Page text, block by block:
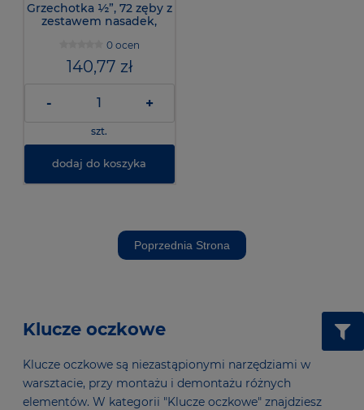
Grzechotka ½”, 72 zęby z
zestawem nasadek,
0 ocen
140,77 zł
- +
szt.
dodaj do koszyka
Klucze oczkowe
Klucze oczkowe są niezastąpionymi narzędziami w
warsztacie, przy montażu i demontażu różnych
elementów. W kategorii "Klucze oczkowe" znajdziesz
Poprzednia Strona